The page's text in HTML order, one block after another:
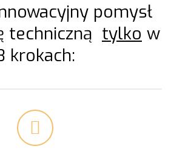
pomysł
techniczną tylko w
krokach: